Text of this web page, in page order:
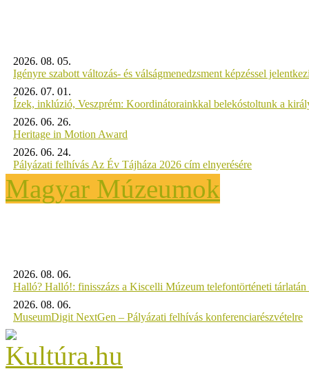
2026. 08. 05.
Igényre szabott változás- és válságmenedzsment képzéssel
2026. 07. 01.
Ízek, inklúzió, Veszprém: Koordinátorainkkal belekóstoltunk a
2026. 06. 26.
Heritage in Motion Award
2026. 06. 24.
Pályázati felhívás Az Év Tájháza 2026 cím elnyerésére
Magyar Múzeumok
2026. 08. 06.
Halló? Halló!: finisszázs a Kiscelli Múzeum telefontörténeti tárlatán
2026. 08. 06.
MuseumDigit NextGen – Pályázati felhívás konferenciarészvételre